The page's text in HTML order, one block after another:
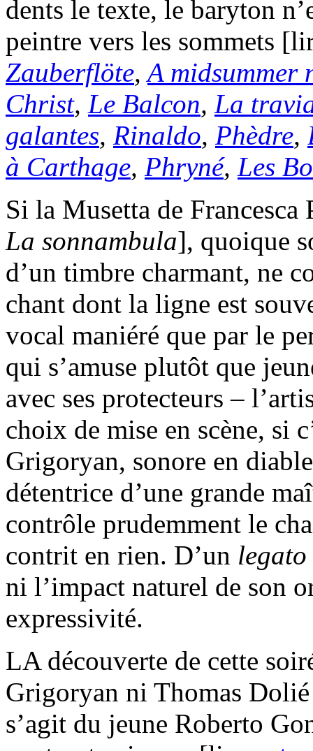
dents le texte, le baryton
peintre vers les sommets
Zauberflöte,A midsummer
Christ, Le Balcon, La
galantes, Rinaldo, Phèdre,
à Carthage, Phryné, Les
Si la Musetta de
La sonnambula], quoique
d’un timbre charmant, ne
chant dont la ligne est
vocal maniéré que par le
qui s’amuse plutôt que
avec ses protecteurs –
choix de mise en scène, si
Grigoryan, sonore en
détentrice d’une grande
contrôle prudemment le
contrit en rien. D’un legato
ni l’impact naturel de son
expressivité.
LA découverte de cette
Grigoryan ni Thomas
s’agit du jeune Roberto